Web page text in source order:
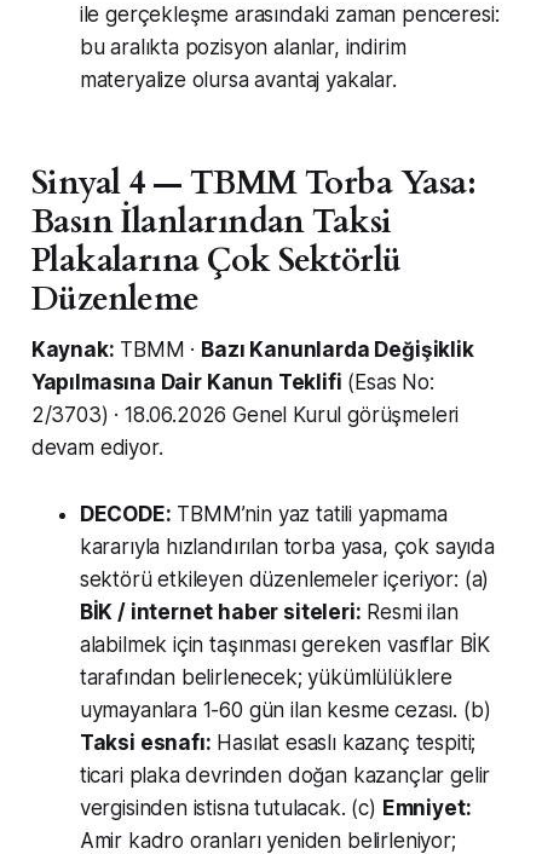
ile gerçekleşme arasındaki zaman penceresi:
bu aralıkta pozisyon alanlar, indirim
materyalize olursa avantaj yakalar.
Sinyal 4 — TBMM Torba Yasa:
Basın İlanlarından Taksi
Plakalarına Çok Sektörlü
Düzenleme
Kaynak: TBMM · Bazı Kanunlarda Değişiklik
Yapılmasına Dair Kanun Teklifi (Esas No:
2/3703) · 18.06.2026 Genel Kurul görüşmeleri
devam ediyor.
DECODE: TBMM’nin yaz tatili yapmama
kararıyla hızlandırılan torba yasa, çok sayıda
sektörü etkileyen düzenlemeler içeriyor: (a)
BİK / internet haber siteleri: Resmi ilan
alabilmek için taşınması gereken vasıflar BİK
tarafından belirlenecek; yükümlülüklere
uymayanlara 1-60 gün ilan kesme cezası. (b)
Taksi esnafı: Hasılat esaslı kazanç tespiti;
ticari plaka devrinden doğan kazançlar gelir
vergisinden istisna tutulacak. (c) Emniyet:
Amir kadro oranları yeniden belirleniyor;